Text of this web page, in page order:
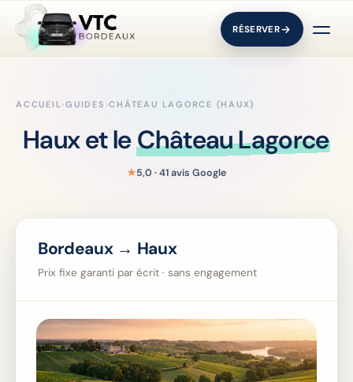
RÉSERVER
ACCUEIL›GUIDES ›CHÂTEAU LAGORCE (HAUX)
Haux et leChâteau Lagorce
★5,0 · 41 avis Google
Bordeaux → Haux
Prix fixe garanti par écrit · sans engagement